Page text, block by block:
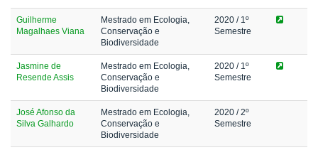
Guilherme
Magalhaes Viana
Mestrado em Ecologia,
Conservação e
Biodiversidade
2020 / 1º
Semestre
Jasmine de
Resende Assis
Mestrado em Ecologia,
Conservação e
Biodiversidade
2020 / 1º
Semestre
José Afonso da
Silva Galhardo
Mestrado em Ecologia,
Conservação e
Biodiversidade
2020 / 2º
Semestre